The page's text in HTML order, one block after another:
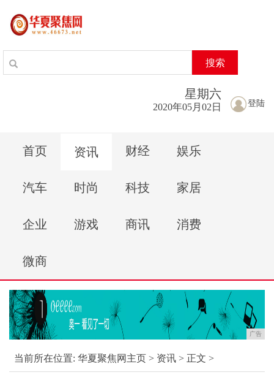
搜索
登陆
星期六
2020年05月02日
首页 资讯 财经 娱乐
汽车 时尚 科技 家居
企业 游戏 商讯 消费
微商
广告
当前所在位置: 华夏聚焦网主页 > 资讯 > 正文 >